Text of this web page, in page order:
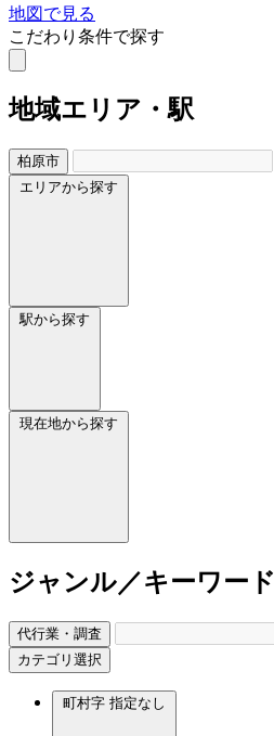
地図で見る
こだわり条件で探す
地域エリア・駅
柏原市
エリアから探す
駅から探す
現在地から探す
ジャンル／キーワード
代行業・調査
カテゴリ選択
町村字 指定なし